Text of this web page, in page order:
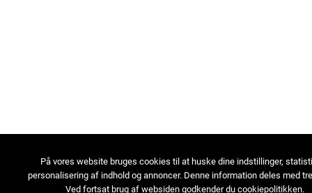
På vores website bruges cookies til at huske dine indstillinger,
personalisering af indhold og annoncer. Denne information deles med
Ved fortsat brug af websiden godkender du cookiepolitikken.